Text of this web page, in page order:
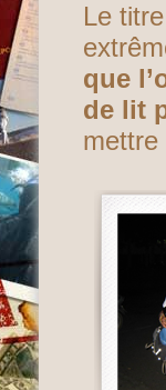
Le
que
de lit
mettre